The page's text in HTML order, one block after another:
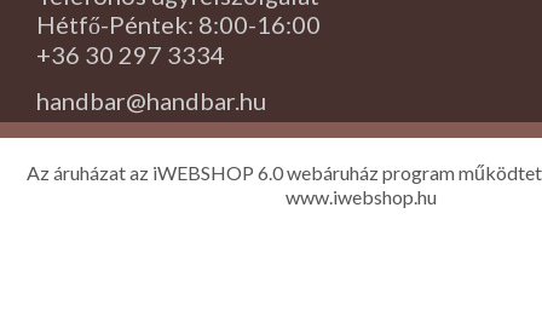
Hétfő-Péntek: 8:00-16:00
+36 30 297 3334
handbar@handbar.hu
Az áruházat az iWEBSHOP 6.0 webáruház program
www.iwebshop.hu